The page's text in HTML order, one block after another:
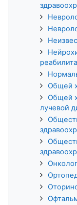
Общей
Общей
лучевой